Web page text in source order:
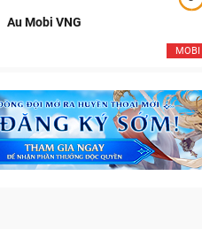
MOBI
Au Mobi VNG